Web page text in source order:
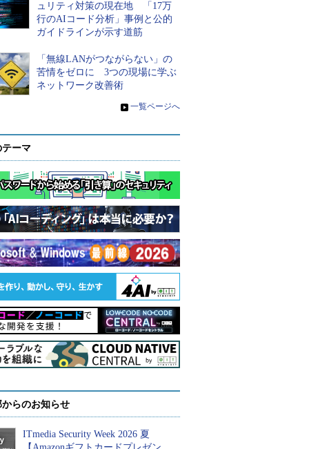
ュリティ対策の現在地 「17万
行のAIコード分析」事例と公的
ガイドラインが示す道筋
「無線LANがつながらない」の
苦情をゼロに 3つの現場に学ぶ
ネットワーク改善術
» 一覧ページへ
ーマ
らのお知らせ
ITmedia Security Week 2026 夏